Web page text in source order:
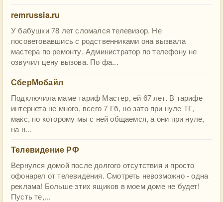
remrussia.ru
У бабушки 78 лет сломался телевизор. Не
посоветовавшись с родственниками она вызвала
мастера по ремонту. Администратор по телефону не
озвучил цену вызова. По фа...
СберМобайл
Подключила маме тариф Мастер, ей 67 лет. В тарифе
интернета не много, всего 7 Гб, но зато при нуле ТГ,
макс, по которому мы с ней общаемся, а они при нуле,
на н...
Телевидение РФ
Вернулся домой после долгого отсутствия и просто
офонарел от телевидения. Смотреть невозможно - одна
реклама! Больше этих ящиков в моем доме не будет!
Пусть те,...